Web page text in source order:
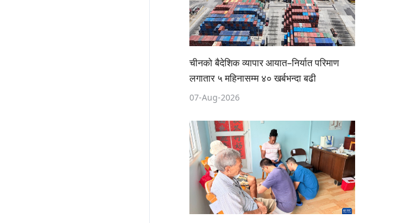
चीनको बैदेशिक व्यापार आयात–निर्यात परिमाण
लगातार ५ महिनासम्म ४० खर्बभन्दा बढी
07-Aug-2026